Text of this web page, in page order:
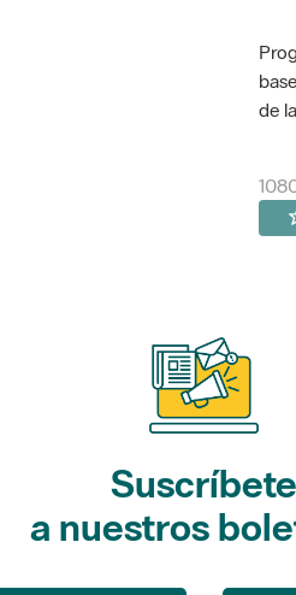
de
Suscríbete
a nuestros